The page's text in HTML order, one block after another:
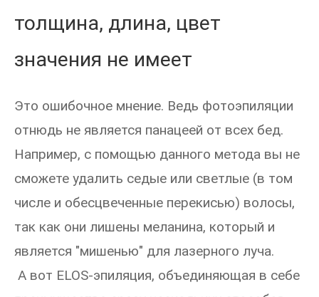
толщина, длина, цвет
значения не имеет
Это ошибочное мнение. Ведь фотоэпиляции
отнюдь не является панацеей от всех бед.
Например, с помощью данного метода вы не
сможете удалить седые или светлые (в том
числе и обесцвеченные перекисью) волосы,
так как они лишены меланина, который и
является "мишенью" для лазерного луча.
А вот ELOS-эпиляция, объединяющая в себе